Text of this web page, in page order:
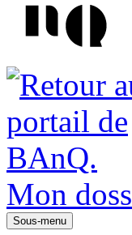
Mon
Sous-menu